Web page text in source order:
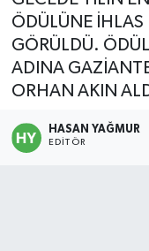
ÖDÜLÜNE İHLAS
GÖRÜLDÜ.
ADINA
ORHAN AKIN
HASAN YAĞMUR
EDITÖR
Kültür &
Magazin
Son Dakika
Haber Arşivi